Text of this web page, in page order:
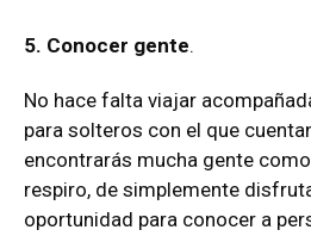
5. Conocer gente.
No hace falta viajar
para solteros con el que
encontrarás mucha gente
respiro, de simplemente
oportunidad para conocer a